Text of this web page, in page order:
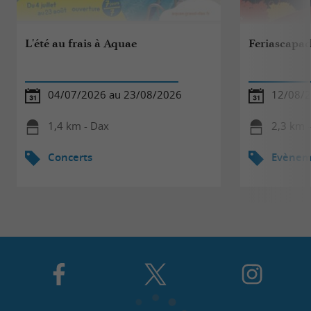
L'été au frais à Aquae
04/07/2026 au 23/08/2026
1,4 km - Dax
Concerts
12/08/
2,3 km